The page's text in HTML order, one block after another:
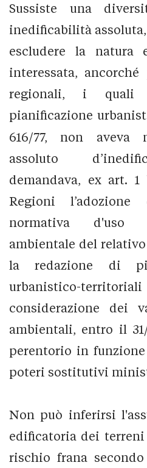
Sussiste una
inedificabilità
escludere la natura
interessata,
regionali, i quali
pianificazione
616/77, non aveva
assoluto
demandava, ex art. 1
Regioni
normativa d'uso
ambientale del
la redazione di
urbanistico-
considerazione dei
ambientali, entro il
perentorio in
poteri sostitutivi
Non può inferirsi
edificatoria dei
rischio frana